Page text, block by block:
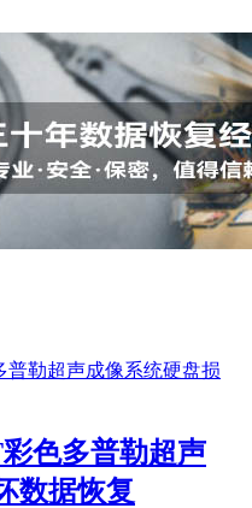
色多普勒超声
数据恢复